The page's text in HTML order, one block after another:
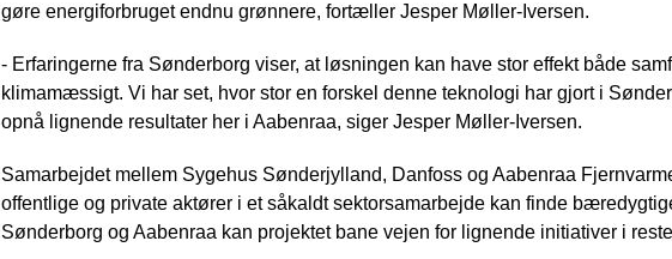
gøre energiforbruget endnu grønnere, fortæller Jesper Møller-Iversen.
- Erfaringerne fra Sønderborg viser, at løsningen kan have stor effekt både
klimamæssigt. Vi har set, hvor stor en forskel denne teknologi har gjort i
opnå lignende resultater her i Aabenraa, siger Jesper Møller-Iversen.
Samarbejdet mellem Sygehus Sønderjylland, Danfoss og Aabenraa
offentlige og private aktører i et såkaldt sektorsamarbejde kan finde
Sønderborg og Aabenraa kan projektet bane vejen for lignende initiativer i